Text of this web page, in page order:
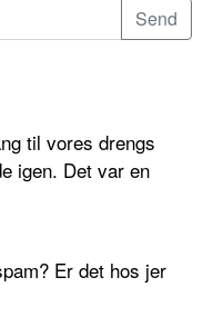
til vores drengs
igen. Det var en
Er det hos jer